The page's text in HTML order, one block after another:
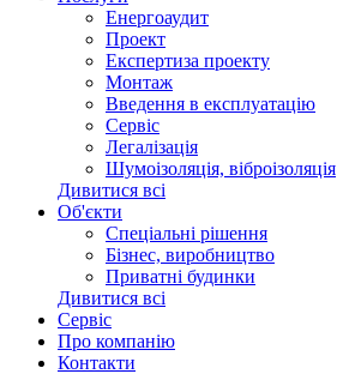
Енергоаудит
Проект
Експертиза проекту
Монтаж
Введення в експлуатацію
Сервіс
Легалізація
Шумоізоляція, віброізоляція
Дивитися всі
Об'єкти
Спеціальні рішення
Бізнес, виробництво
Приватні будинки
Дивитися всі
Сервіс
Про компанію
Контакти